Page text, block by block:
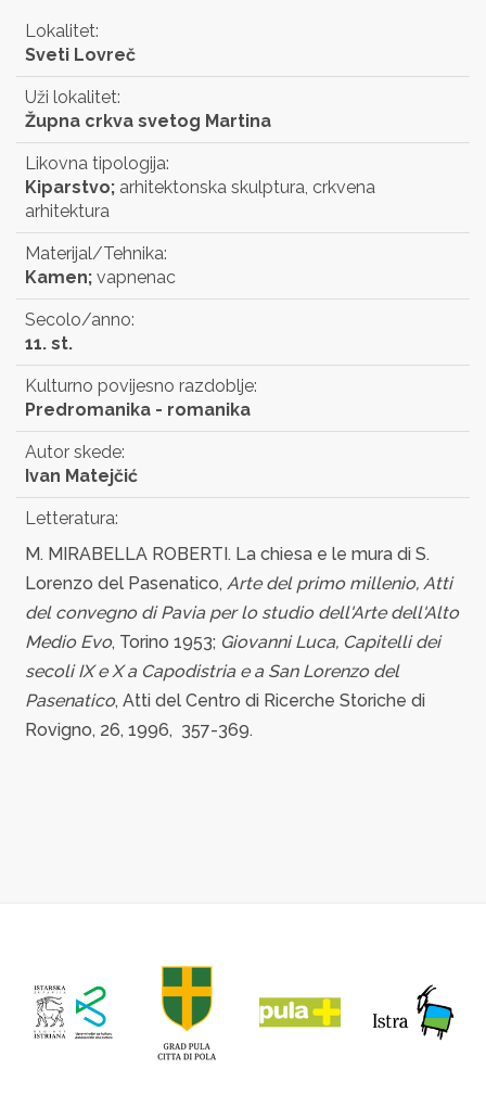
Lokalitet:
Sveti Lovreč
Uži lokalitet:
Župna crkva svetog Martina
Likovna tipologija:
Kiparstvo; arhitektonska skulptura, crkvena
arhitektura
Materijal/Tehnika:
Kamen; vapnenac
Secolo/anno:
11. st.
Kulturno povijesno razdoblje:
Predromanika - romanika
Autor skede:
Ivan Matejčić
Letteratura:
M. MIRABELLA ROBERTI. La chiesa e le mura di S.
Lorenzo del Pasenatico, Arte del primo millenio, Atti
del convegno di Pavia per lo studio dell'Arte dell'Alto
Medio Evo, Torino 1953; Giovanni Luca, Capitelli dei
secoli IX e X a Capodistria e a San Lorenzo del
Pasenatico, Atti del Centro di Ricerche Storiche di
Rovigno, 26, 1996, 357-369.